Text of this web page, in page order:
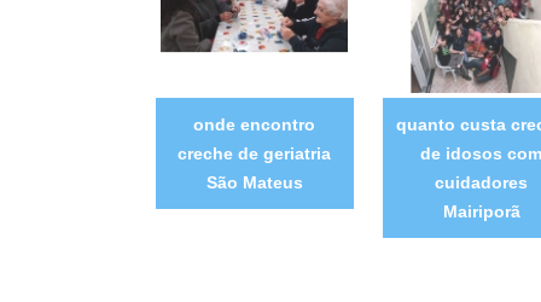
onde encontro
creche de geriatria
São Mateus
quanto custa
de idosos
cuidadores
Mairiporã